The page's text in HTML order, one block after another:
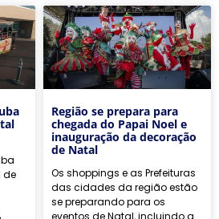
de
Região se prepara para
chegada do Papai Noel e
inauguração da decoração
de Natal
Os shoppings e as Prefeituras
das cidades da região estão
se preparando para os